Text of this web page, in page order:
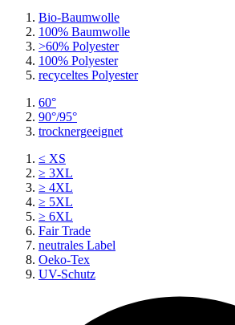
Bio-Baumwolle
100% Baumwolle
>60% Polyester
100% Polyester
recyceltes Polyester
60°
90°/95°
trocknergeeignet
≤ XS
≥ 3XL
≥ 4XL
≥ 5XL
≥ 6XL
Fair Trade
neutrales Label
Oeko-Tex
UV-Schutz